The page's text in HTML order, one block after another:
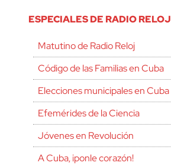
ESPECIALES DE RADIO RELOJ
Matutino de Radio Reloj
Código de las Familias en Cuba
Elecciones municipales en Cuba
Efemérides de la Ciencia
Jóvenes en Revolución
A Cuba, ¡ponle corazón!